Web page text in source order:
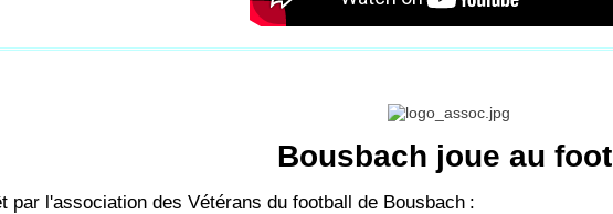
Bousbach joue au foot
par l'association des Vétérans du football de Bousbach :